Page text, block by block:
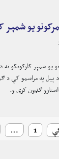
کارکونکو ته د عوایدو
راپور(م۲۹ فورم) د ترتیبولو په اړه درې ورځنۍ روزنیز
په مراسمو کې د
استازو ګډون کړی و.
1
…